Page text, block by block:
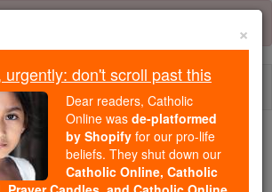
don't scroll past this
Dear readers, Catholic Online
×
urgently: don't scroll past this
Dear readers, Catholic
Online was de-platformed
by Shopify for our pro-life
beliefs. They shut down our
Catholic Online, Catholic